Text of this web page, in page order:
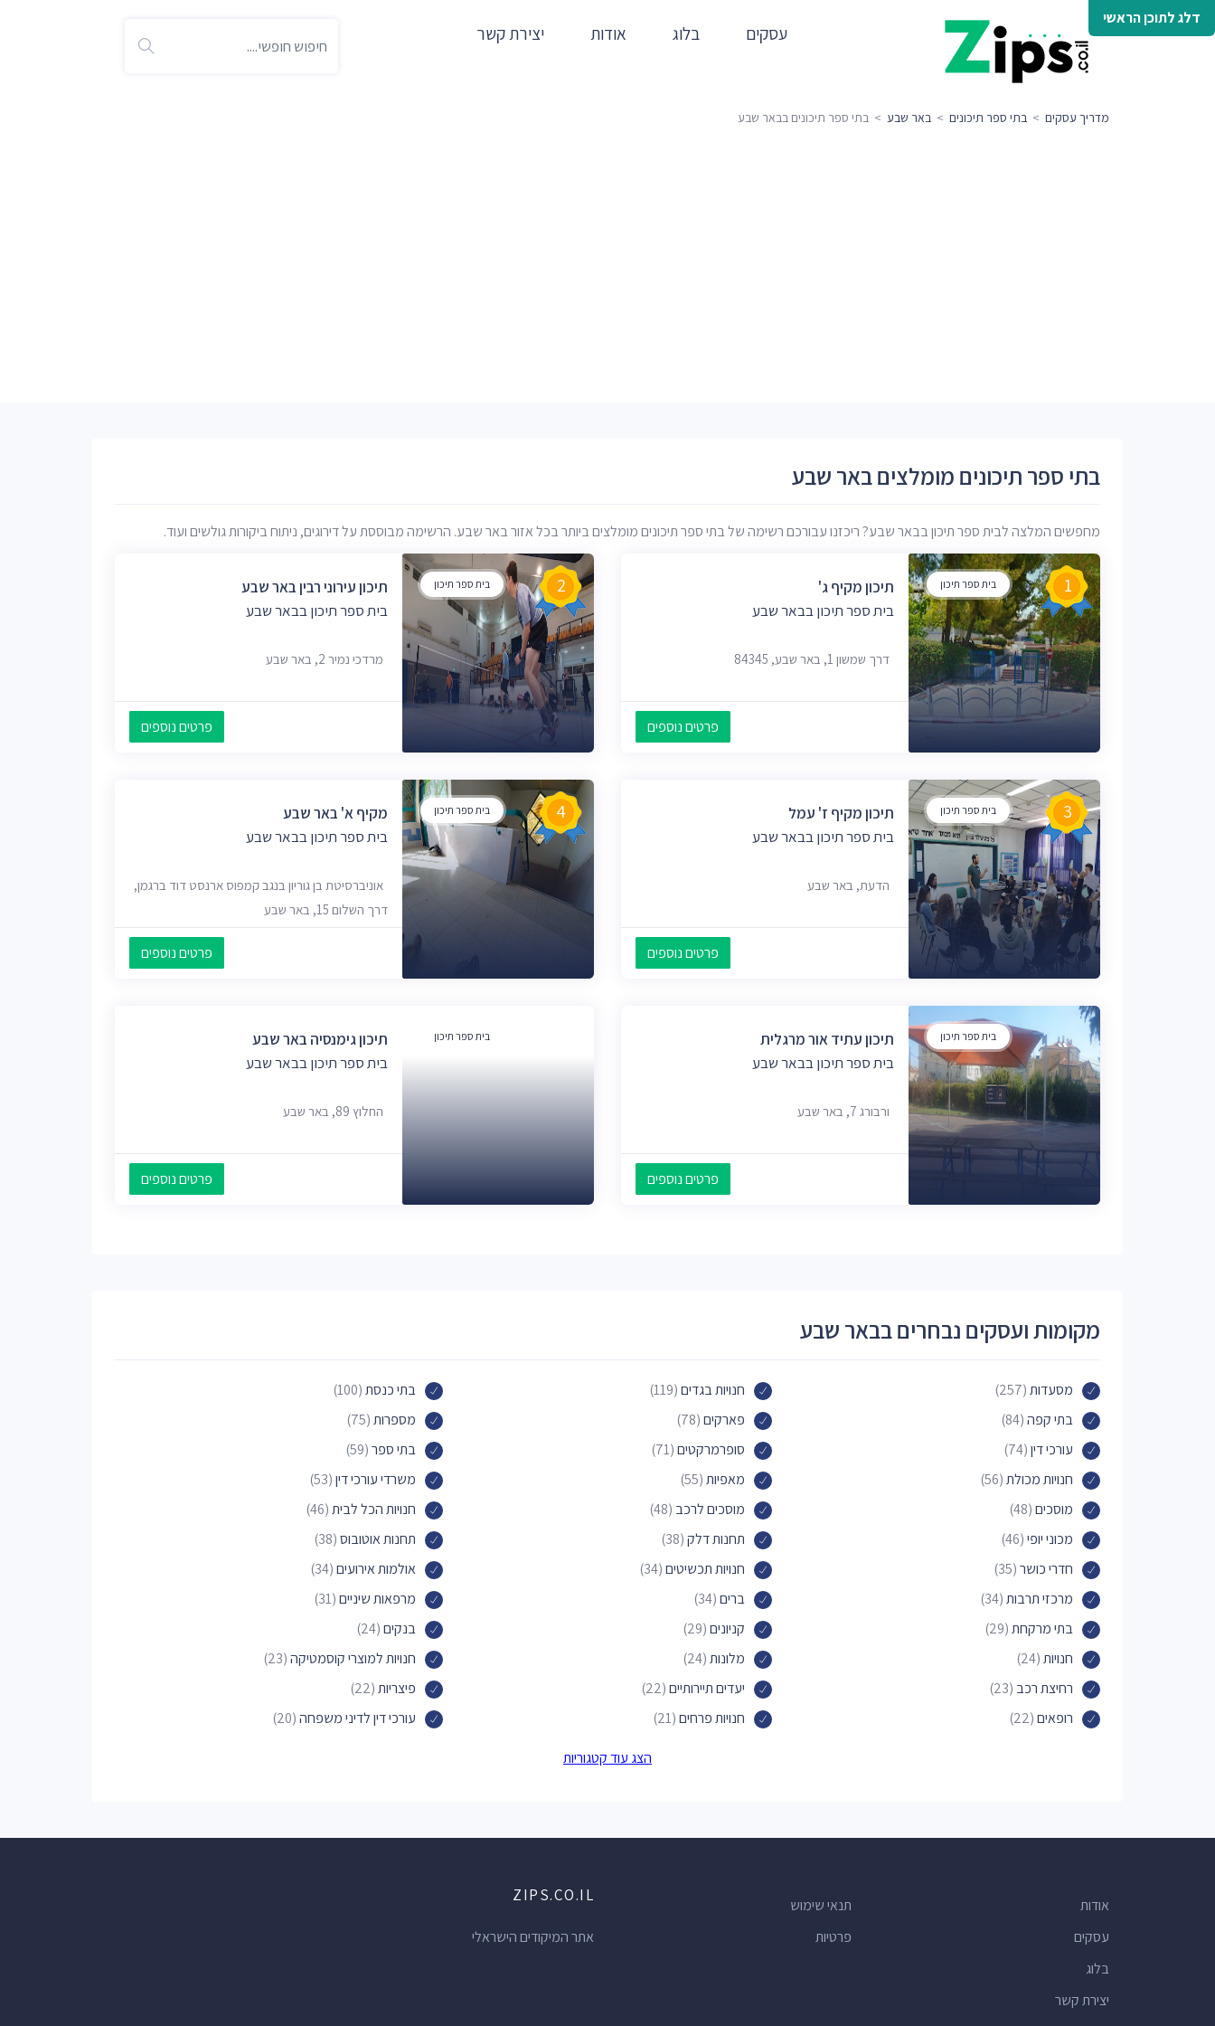
דלג לתוכן הראשי
עסקים בלוג אודות יצירת קשר
מדריך עסקים > בתי ספר תיכונים > באר שבע > בתי ספר תיכונים בבאר שבע
בתי ספר תיכונים מומלצים באר שבע
מחפשים המלצה לבית ספר תיכון בבאר שבע? ריכזנו עבורכם רשימה של בתי ספר תיכונים מומלצים ביותר בכל אזור באר שבע. הרשימה מבוססת על דירוגים, ניתוח ביקורות גולשים ועוד.
בית ספר תיכון 1
תיכון מקיף ג'
בית ספר תיכון בבאר שבע
דרך שמשון 1, באר שבע, 84345
פרטים נוספים
בית ספר תיכון 2
תיכון עירוני רבין באר שבע
בית ספר תיכון בבאר שבע
מרדכי נמיר 2, באר שבע
פרטים נוספים
בית ספר תיכון 3
תיכון מקיף ז' עמל
בית ספר תיכון בבאר שבע
הדעת, באר שבע
פרטים נוספים
בית ספר תיכון 4
מקיף א' באר שבע
בית ספר תיכון בבאר שבע
אוניברסיטת בן גוריון בנגב קמפוס ארנסט דוד ברגמן,
דרך השלום 15, באר שבע
פרטים נוספים
בית ספר תיכון
תיכון עתיד אור מרגלית
בית ספר תיכון בבאר שבע
ורבורג 7, באר שבע
פרטים נוספים
בית ספר תיכון
תיכון גימנסיה באר שבע
בית ספר תיכון בבאר שבע
החלוץ 89, באר שבע
פרטים נוספים
מקומות ועסקים נבחרים בבאר שבע
מסעדות(257) חנויות בגדים(119) בתי כנסת(100)
בתי קפה(84) פארקים(78) מספרות(75)
עורכי דין(74) סופרמרקטים(71) בתי ספר(59)
חנויות מכולת(56) מאפיות(55) משרדי עורכי דין(53)
מוסכים(48) מוסכים לרכב (48) חנויות הכל לבית(46)
מכוני יופי(46) תחנות דלק(38) תחנות אוטובוס(38)
חדרי כושר(35) חנויות תכשיטים(34) אולמות אירועים(34)
מרכזי תרבות(34) ברים(34) מרפאות שיניים(31)
בתי מרקחת(29) קניונים(29) בנקים(24)
חנויות(24) מלונות(24) חנויות למוצרי קוסמטיקה(23)
רחיצת רכב (23) יעדים תיירותיים(22) פיצריות(22)
רופאים(22) חנויות פרחים(21) עורכי דין לדיני משפחה(20)
חנויות לתינוקות(16) מוסכים לפחחות וצבע(15) מרכזים רפואיים(15)
הצג עוד קטגוריות
ZIPS.CO.IL
אתר המיקודים הישראלי
תנאי שימוש
פרטיות
אודות
עסקים
בלוג
יצירת קשר